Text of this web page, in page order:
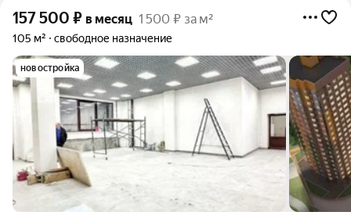
157 500 ₽ в месяц 1 500 ₽ за м²
105 м² свободное назначение
новостройка